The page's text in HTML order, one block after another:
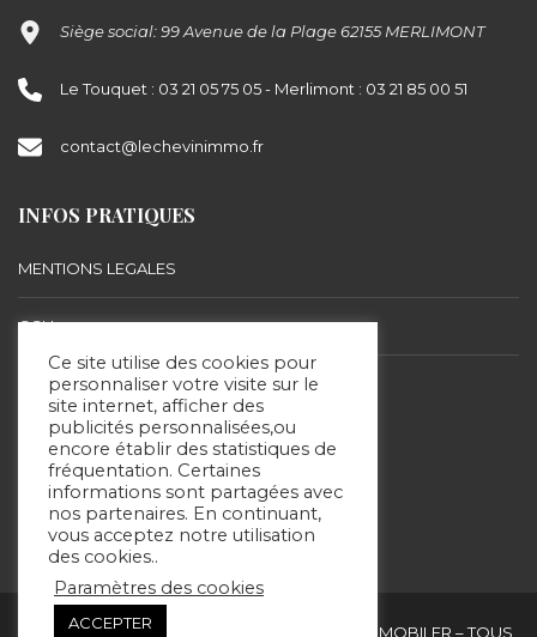
Siège social: 99 Avenue de la Plage 62155 MERLIMONT
Le Touquet : 03 21 05 75 05 - Merlimont : 03 21 85 00 51
contact@lechevinimmo.fr
INFOS PRATIQUES
MENTIONS LEGALES
CGU
BARÈME D’HONORAIRES
SUIVEZ-NOUS
Copyright & copies. 2020 © ERIC LECHEVIN IMMOBILER – TOUS
Ce site utilise des cookies pour
personnaliser votre visite sur le
site internet, afficher des
publicités personnalisées,ou
encore établir des statistiques de
fréquentation. Certaines
informations sont partagées avec
nos partenaires. En continuant,
vous acceptez notre utilisation
des cookies..
Paramètres des cookies
ACCEPTER